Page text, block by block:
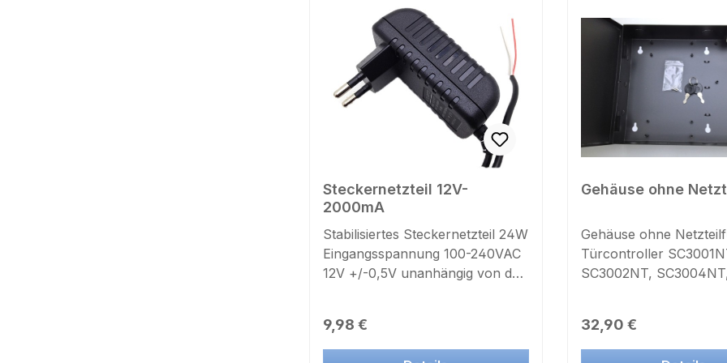
Steckernetzteil 12V-
2000mA
Stabilisiertes Steckernetzteil 24W
Eingangsspannung 100-240VAC
12V +/-0,5V unanhängig von der
rückstellend ) stabilisiert ,
Geräte mit geringerem
Regulärer Preis:
9,98 €
Gehäuse ohne
Gehäuse ohne
Türcontroller
SC3002NT,
28x23,5x7cmmit
Türzur Aufnahme von
Regulärer Preis:
32,90 €